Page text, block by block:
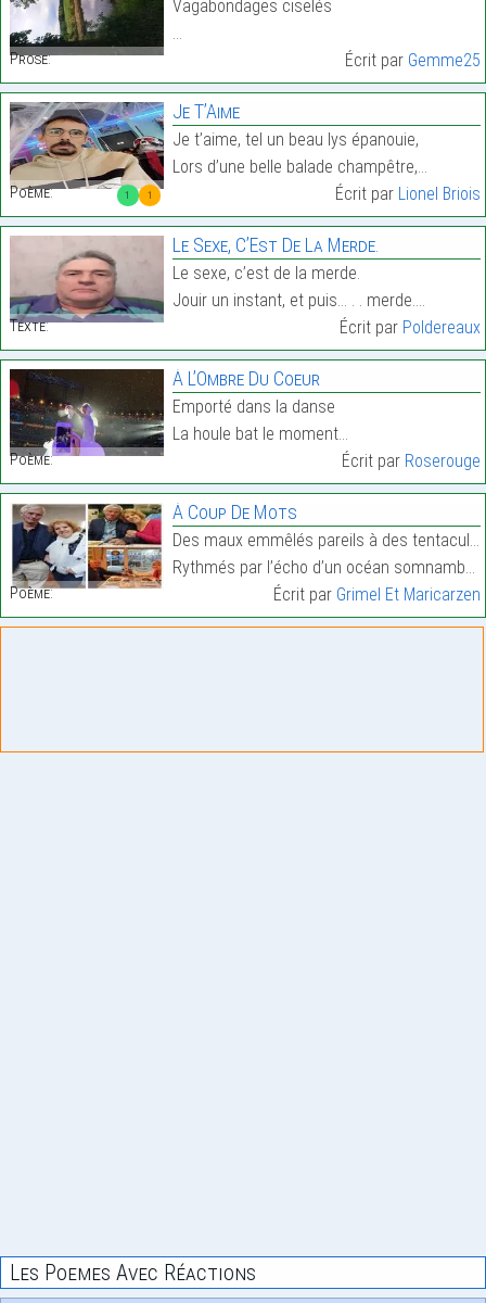
Prose:
Vagabondages ciselés
…
Écrit par Gemme25
1 1
Poème:
Je T’Aime
Je t’aime, tel un beau lys épanouie,
Lors d’une belle balade champêtre,…
Écrit par Lionel Briois
Texte:
Le Sexe, C’Est De La Merde.
Le sexe, c’est de la merde.
Jouir un instant, et puis… . . merde.…
Écrit par Poldereaux
Poème:
À L’Ombre Du Coeur
Emporté dans la danse
La houle bat le moment…
Écrit par Roserouge
Poème:
À Coup De Mots
Des maux emmêlés pareils à des tentacules
Rythmés par l’écho d’un océan somnambule,…
Écrit par Grimel Et Maricarzen
Les Poemes Avec Réactions